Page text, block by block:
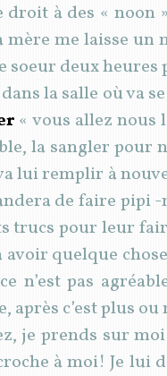
droit à des «
mère me laisse un
soeur deux
la salle où va
« vous allez nous
la sangler pour
lui remplir à
de faire pipi -
trucs pour leur
avoir quelque
n’est pas
après c’est plus
je prends sur
à moi! Je lui